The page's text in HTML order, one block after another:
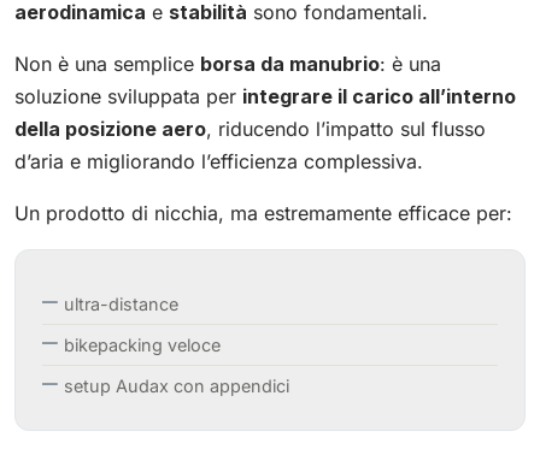
aerodinamica e stabilità sono fondamentali.
Non è una semplice borsa da manubrio: è una
soluzione sviluppata per integrare il carico all’interno
della posizione aero, riducendo l’impatto sul flusso
d’aria e migliorando l’efficienza complessiva.
Un prodotto di nicchia, ma estremamente efficace per:
ultra-distance
bikepacking veloce
setup Audax con appendici